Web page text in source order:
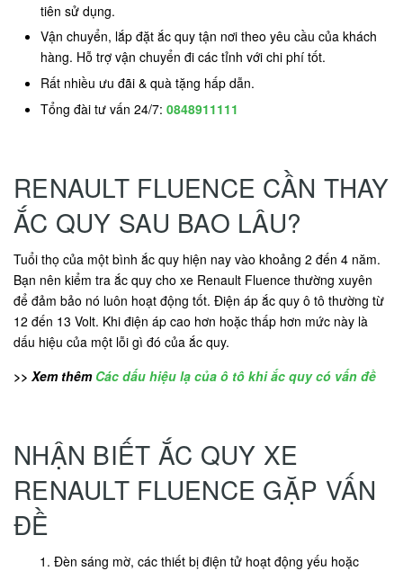
tiên sử dụng.
Vận chuyển, lắp đặt ắc quy tận nơi theo yêu cầu của khách
hàng. Hỗ trợ vận chuyển đi các tỉnh với chi phí tốt.
Rất nhiều ưu đãi & quà tặng hấp dẫn.
Tổng đài tư vấn 24/7: 0848911111
RENAULT FLUENCE CẦN THAY
ẮC QUY SAU BAO LÂU?
Tuổi thọ của một bình ắc quy hiện nay vào khoảng 2 đến 4 năm.
Bạn nên kiểm tra ắc quy cho xe Renault Fluence thường xuyên
để đảm bảo nó luôn hoạt động tốt. Điện áp ắc quy ô tô thường từ
12 đến 13 Volt. Khi điện áp cao hơn hoặc thấp hơn mức này là
dấu hiệu của một lỗi gì đó của ắc quy.
>> Xem thêm Các dấu hiệu lạ của ô tô khi ắc quy có vấn đề
NHẬN BIẾT ẮC QUY XE
RENAULT FLUENCE GẶP VẤN
ĐỀ
Đèn sáng mờ, các thiết bị điện tử hoạt động yếu hoặc